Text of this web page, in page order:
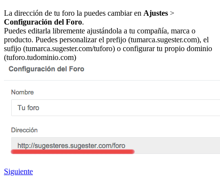
La dirección de tu foro la puedes cambiar en Ajustes >
Configuración del Foro.
Puedes editarla libremente ajustándola a tu compañía, marca o
producto. Puedes personalizar el prefijo (tumarca.sugester.com), el
sufijo (tumarca.sugester.com/tuforo) o configurar tu propio dominio
(tuforo.tudominio.com)
Siguiente